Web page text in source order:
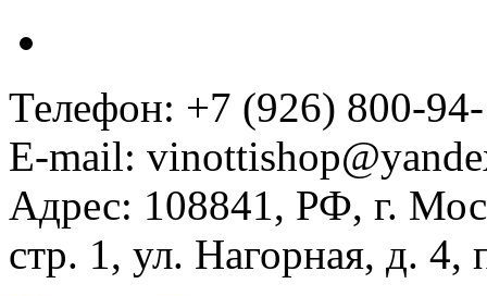
Телефон: +7 (926) 800-
E-mail:
Адрес: 108841, РФ, г.
стр. 1, ул. Нагорная, д.